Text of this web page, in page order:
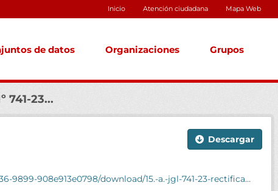
Inicio Atención ciudadana Mapa Web
de datos Organizaciones Grupos
741-23...
Descargar
de-error-material-en-acuerdo-de-junta-de-gobierno-local-n.-667-2.pdf